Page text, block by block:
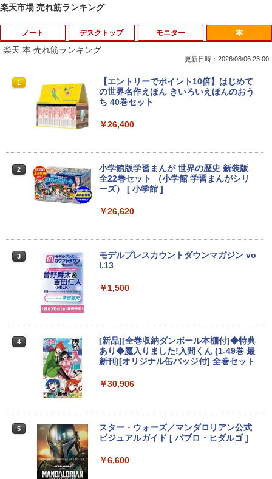
楽天市場 売れ筋ランキング
ノート
1
【大特価】中古 VAIO Core i7 1065G7 第
10世代CPU メモリ8GB SSD256GB 14イ
ンチ フルHD Windows11 Home WEBカ
ビュー特典:WPS Office Bランク パソコ
￥24,800
マイクロソフト 法人向け Surface Pro 1
￥25,278
omeOS N100 メモリ4GB eMMC64GB 1
1.6インチ タッチ対応 再生品Sランク
￥39,800
かせパソコン Core i5 第11世代 メモリ8
GB 16GB SSD240GB 15インチ Window
s11 WPS Office 1年保証 ノートパソコン
【CA】 中古ノートPC 中古ノートパソコ
ン 中古パソコン 中古PC 中古品 win11 パ
ソコン コスパ ノートパソコン
デスクトップ
1
【★最大100%ポイント】超小型筐体 ミ
ニパソコン HP ProDesk 800 G2 DM 第6
世代 Corei5 メモリ:8GB 新品SSD:256G
3.0 Type-C DisplayPort VGA Wi-fi 無線
￥29,800
「楽天ランキング1位」 デスクトップパ
5 i7-14700F｜ SSD 256GB～2TB｜メモ
リ 8～64GB DDR4/5｜ デスクトップPC
2年保証 激安 高性能 ゲーム 本体のみ PC
高スペッ 初期設定済み
￥45,700
3
超得10％OFF｜ミドルクラス 快適｜AM
D Ryzen5 3500 GeForce GTX1660sup
er｜中古 ゲーミングpc セット｜デスク
トップパソコン Windows11｜グラボ 16
60super SSD｜PC フォートナイト マイ
ンクラフト fortnite apex ロブロックス
￥110,000
【展示品・代引不可】 富士通 FUJITSU
モニター
1
【送料無料】1.54インチ ST7789 解像度
240x240 IPS LCDディスプレイ240x240
LCDモジュール SPI ディスプレイ Ardui
＼レビュー投稿で保証延長／モバイルモ
ニター 15.6 ディスプレイ ポータブルモ
dmi タイプC デュアルディスプレイ スタ
￥19,800
PHILIPS 241V8 LED液晶モニター 23.8
拠 PS4 switch 対応 スイッチ 【中古】
￥6,500
FHD ポータブルモニター IPS液晶パネル
薄型 軽量 持ち運び 壁掛けに対応 Switc
h/PS3/PS4/PS5/Xbox One/PC/スマホ/U
SBType-C/標準HDMI対応【選べる種
類】タッチ/ケース付き/4Kタイプ
本
楽天 本 売れ筋ランキング
更新日時：2026/08/06 23:00
1
【エントリーでポイント10倍】はじめて
の世界名作えほん きいろいえほんのおう
ち 40巻セット
￥26,400
2
小学館版学習まんが 世界の歴史 新装版
全22巻セット （小学館 学習まんがシリ
ーズ） [ 小学館 ]
￥26,620
3
モデルプレスカウントダウンマガジン vo
l.13
￥1,500
4
[新品][全巻収納ダンボール本棚付]◆特典
あり◆魔入りました!入間くん (1-49巻 最
新刊)[オリジナル缶バッジ付] 全巻セット
￥30,906
5
スター・ウォーズ／マンダロリアン公式
ビジュアルガイド [ パブロ・ヒダルゴ ]
￥6,600